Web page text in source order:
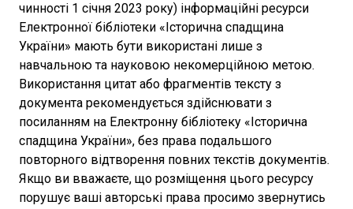
чинності 1 січня 2023 року) інформаційні ресурси
Електронної бібліотеки «Історична спадщина
України» мають бути використані лише з
навчальною та науковою некомерційною метою.
Використання цитат або фрагментів тексту з
документа рекомендується здійснювати з
посиланням на Електронну бібліотеку «Історична
спадщина України», без права подальшого
повторного відтворення повних текстів документів.
Якщо ви вважаєте, що розміщення цього ресурсу
порушує ваші авторські права просимо звернутись